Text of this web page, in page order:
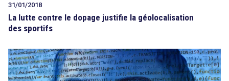
31/01/2018
La lutte contre le dopage justifie la géolocalisation
des sportifs